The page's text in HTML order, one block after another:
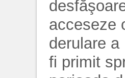
acceseze
derulare
fi primit